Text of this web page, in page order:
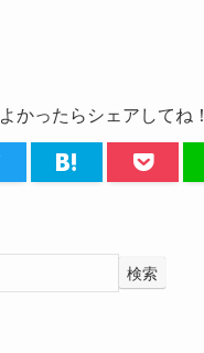
よかったらシェアしてね！
検索